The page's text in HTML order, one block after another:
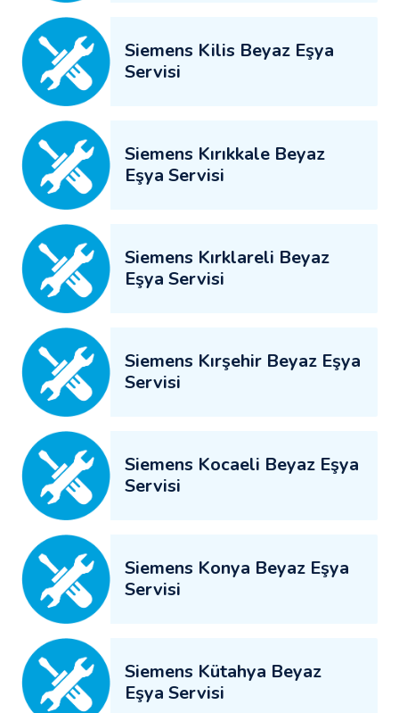
Siemens Kilis Beyaz Eşya
Servisi
Siemens Kırıkkale Beyaz
Eşya Servisi
Siemens Kırklareli Beyaz
Eşya Servisi
Siemens Kırşehir Beyaz Eşya
Servisi
Siemens Kocaeli Beyaz Eşya
Servisi
Siemens Konya Beyaz Eşya
Servisi
Siemens Kütahya Beyaz
Eşya Servisi